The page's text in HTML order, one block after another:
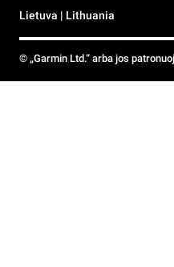
Lietuva | Lithuania
© „Garmin Ltd.“ arba jos